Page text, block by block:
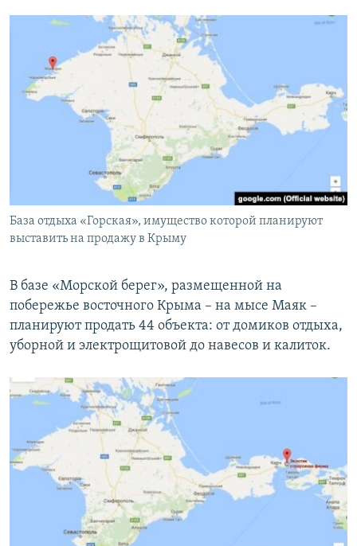
База отдыха «Горская», имущество которой планируют
выставить на продажу в Крыму
В базе «Морской берег», размещенной на
побережье восточного Крыма – на мысе Маяк –
планируют продать 44 объекта: от домиков отдыха,
уборной и электрощитовой до навесов и калиток.